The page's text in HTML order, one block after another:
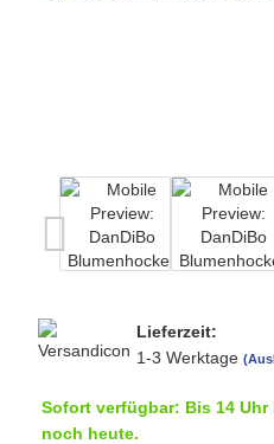
Lieferzeit:
1-3 Werktage
Sofort verfügbar: Bis 14
noch heute.